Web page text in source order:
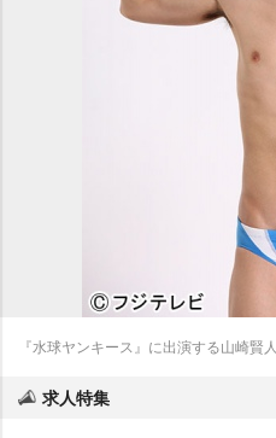
『水球ヤンキース』に出演する山崎賢人
求人特集